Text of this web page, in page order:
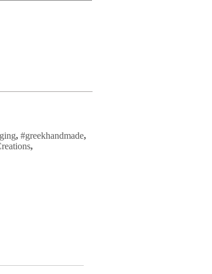
, #greekhandmade,
,